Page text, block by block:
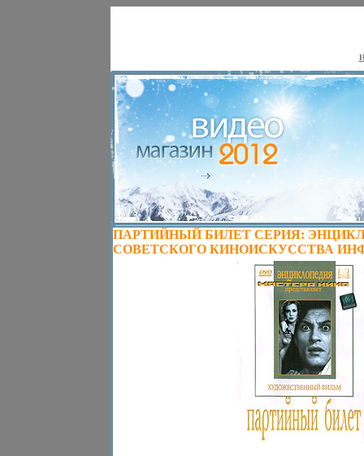
ПАРТИЙНЫЙ БИЛЕТ СЕРИЯ:
СОВЕТСКОГО КИНОИСКУССТВА